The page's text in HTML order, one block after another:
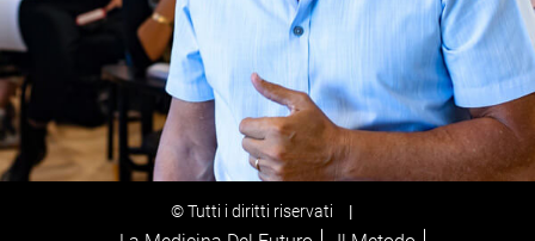
© Tutti i diritti riservati |